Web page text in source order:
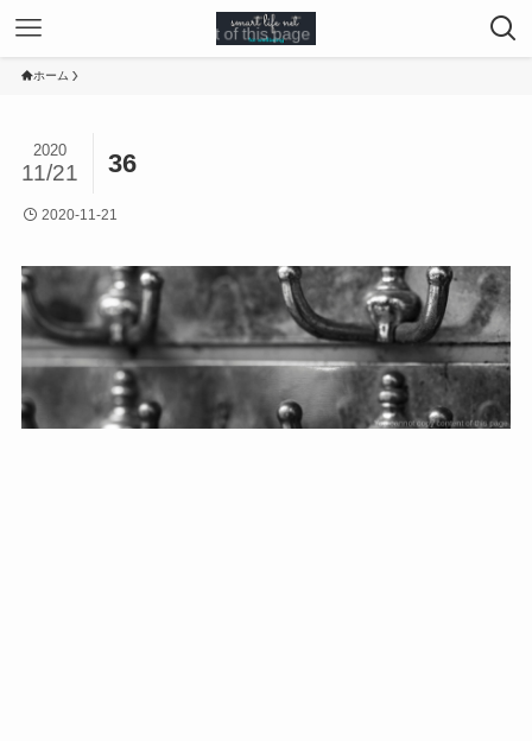
ホーム
36
2020
11/21
2020-11-21